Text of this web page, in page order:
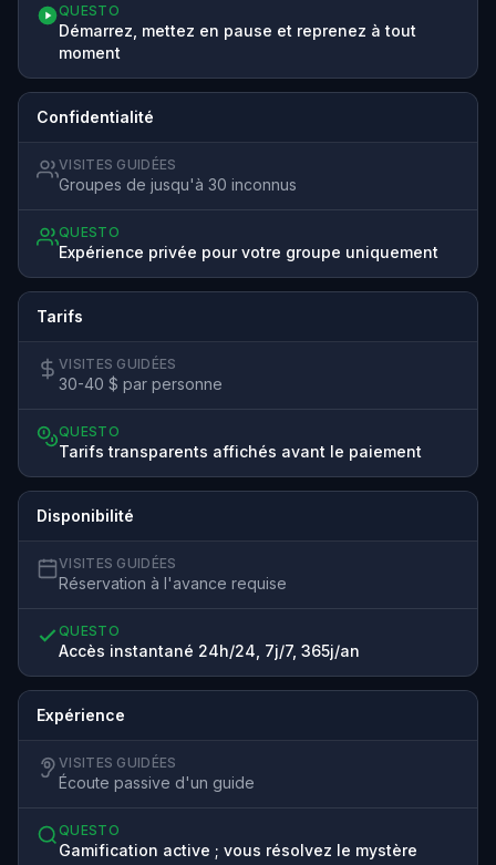
QUESTO
Démarrez, mettez en pause et reprenez à tout
moment
Confidentialité
VISITES GUIDÉES
Groupes de jusqu'à 30 inconnus
QUESTO
Expérience privée pour votre groupe uniquement
Tarifs
VISITES GUIDÉES
30-40 $ par personne
QUESTO
Tarifs transparents affichés avant le paiement
Disponibilité
VISITES GUIDÉES
Réservation à l'avance requise
QUESTO
Accès instantané 24h/24, 7j/7, 365j/an
Expérience
VISITES GUIDÉES
Écoute passive d'un guide
QUESTO
Gamification active ; vous résolvez le mystère